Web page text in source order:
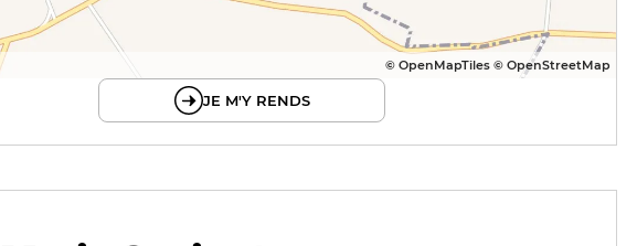
© OpenMapTiles © OpenStreetMap
JE M'Y RENDS